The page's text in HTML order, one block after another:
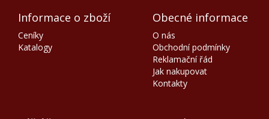
Informace o zboží
Ceníky
Katalogy
Obecné informace
O nás
Obchodní podmínky
Reklamační řád
Jak nakupovat
Kontakty